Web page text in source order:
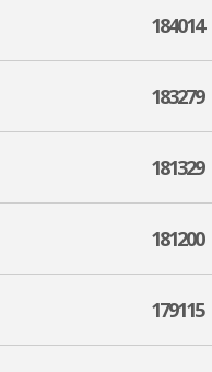
184014
183279
181329
181200
179115